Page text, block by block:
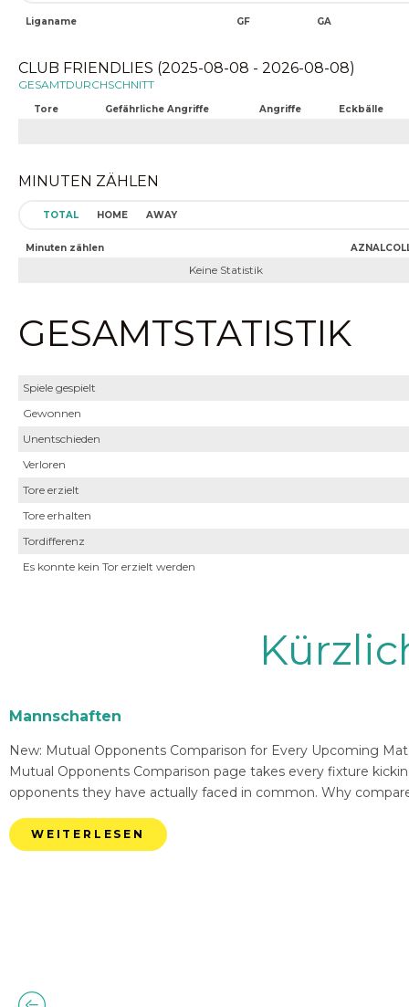
Liganame GF GA
CLUB FRIENDLIES (2025-08-08 - 2026-08-08)
GESAMTDURCHSCHNITT
Tore Gefährliche Angriffe Angriffe Eckbälle
MINUTEN ZÄHLEN
TOTAL HOME AWAY
Minuten zählen
Keine Statistik
GESAMTSTATISTIK
Spiele gespielt
Gewonnen
Unentschieden
Verloren
Tore erzielt
Tore erhalten
Tordifferenz
Es konnte kein Tor erzielt werden
Mannschaften
New: Mutual Opponents Comparison for Every Upcoming
Mutual Opponents Comparison page takes every fixture
opponents they have actually faced in common. Why
WEITERLESEN